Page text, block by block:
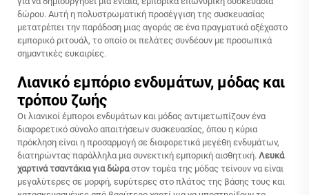
δώρου. Αυτή η πολυστρωματική προσέγγιση της συσκευασίας
μετατρέπει την παράδοση μιας αγοράς σε ένα πραγματικά αξέχαστο
εμπορικό ριτουάλ, το οποίο οι πελάτες συνδέουν με προσωπικά
σημαντικές ευκαιρίες.
Λιανικό εμπόριο ενδυμάτων, μόδας και
τρόπου ζωής
Οι λιανικοί έμποροι ενδυμάτων και μόδας αντιμετωπίζουν ένα
διαφορετικό σύνολο απαιτήσεων συσκευασίας, όπου η κύρια
πρόκληση είναι η προσαρμογή σε διαφορετικά μεγέθη ενδυμάτων,
διατηρώντας παράλληλα μια συνεκτική εμπορική αισθητική. Λευκά
χαρτινά τσαντάκια για δώραστον τομέα της μόδας τείνουν να είναι
μεγαλύτερες σε μορφή, ευρύτερες στο πλάτος της βάσης τους και